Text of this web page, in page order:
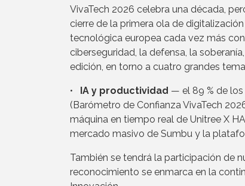
VivaTech 2026 celebra una década,
cierre de la primera ola de
tecnológica europea cada vez más
ciberseguridad, la defensa, la
edición, en torno a cuatro grandes
• IA y productividad — el 89 % de los
(Barómetro de Confianza VivaTech
máquina en tiempo real de Unitree X
mercado masivo de Sumbu y la
También se tendrá la participación de
reconocimiento se enmarca en la